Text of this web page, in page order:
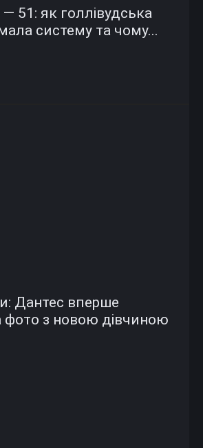
51: як голлівудська
систему та чому...
Дантес вперше
фото з новою дівчиною